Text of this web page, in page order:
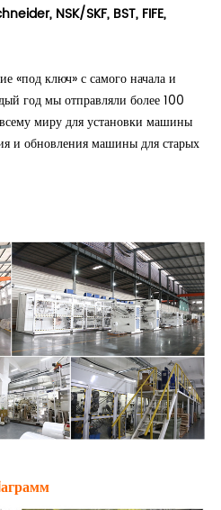
NSK/SKF, BST, FIFE,
«под ключ» с самого начала и
год мы отправляли более 100
миру для установки машины
и обновления машины для старых
аграмм